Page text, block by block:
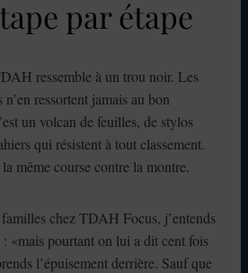
par étape
ressemble à un trou noir. Les
ressortent jamais au bon
un volcan de feuilles, de stylos
qui résistent à tout classement.
même course contre la montre.
chez TDAH Focus, j’entends
«mais pourtant on lui a dit cent fois
l’épuisement derrière. Sauf que